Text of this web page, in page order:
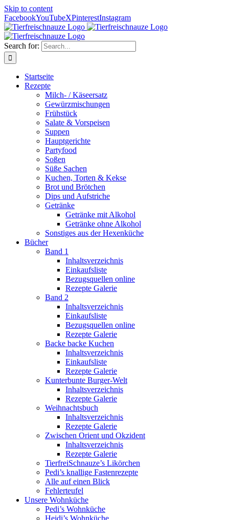
Skip to content
FacebookYouTubeXPinterestInstagram
Search for:
Startseite
Rezepte
Milch- / Käseersatz
Gewürzmischungen
Frühstück
Salate & Vorspeisen
Suppen
Hauptgerichte
Partyfood
Soßen
Süße Sachen
Kuchen, Torten & Kekse
Brot und Brötchen
Dips und Aufstriche
Getränke
Getränke mit Alkohol
Getränke ohne Alkohol
Sonstiges aus der Hexenküche
Bücher
Band 1
Inhaltsverzeichnis
Einkaufsliste
Bezugsquellen online
Rezepte Galerie
Band 2
Inhaltsverzeichnis
Einkaufsliste
Bezugsquellen online
Rezepte Galerie
Backe backe Kuchen
Inhaltsverzeichnis
Einkaufsliste
Rezepte Galerie
Kunterbunte Burger-Welt
Inhaltsverzeichnis
Rezepte Galerie
Weihnachtsbuch
Inhaltsverzeichnis
Rezepte Galerie
Zwischen Orient und Okzident
Inhaltsverzeichnis
Rezepte Galerie
TierfreiSchnauze’s Likörchen
Pedi’s knallige Fastenrezepte
Alle auf einen Blick
Fehlerteufel
Unsere Wohnküche
Pedi’s Wohnküche
Heidi’s Wohnküche